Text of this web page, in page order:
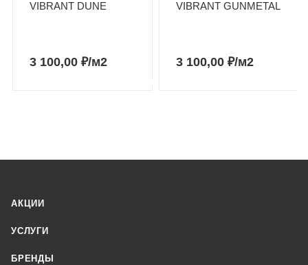
VIBRANT DUNE
3 100,00 ₽/м2
VIBRANT GUNMETAL
3 100,00 ₽/м2
АКЦИИ
УСЛУГИ
БРЕНДЫ